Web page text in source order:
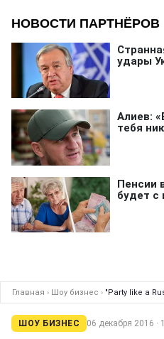
Главная › Шоу бизнес › "Party like a
ШОУ БИЗНЕС 06 декабря 2016 ·